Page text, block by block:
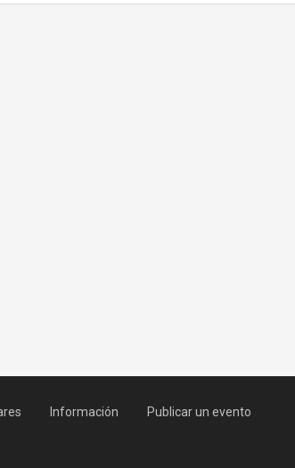
Información Publicar un evento